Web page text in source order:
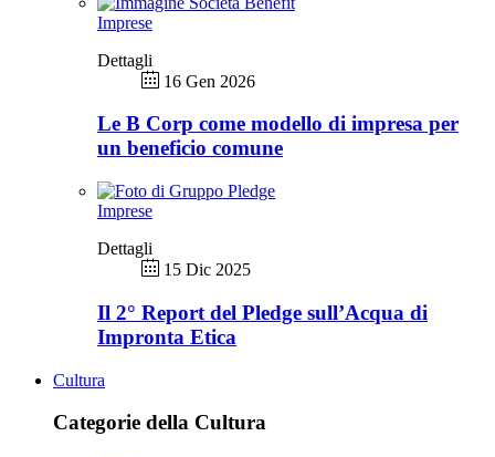
Imprese
Dettagli
16 Gen 2026
Le B Corp come modello di impresa per
un beneficio comune
Imprese
Dettagli
15 Dic 2025
Il 2° Report del Pledge sull’Acqua di
Impronta Etica
Cultura
Categorie della Cultura